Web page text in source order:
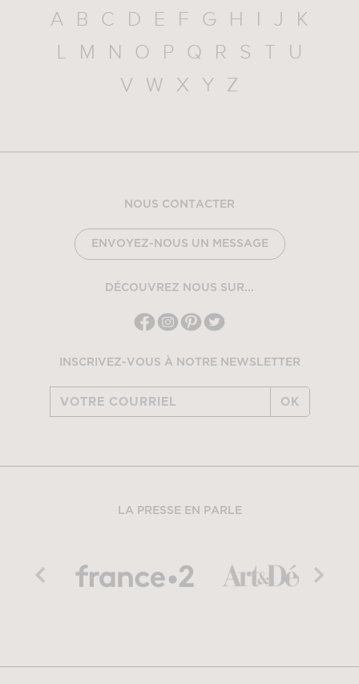
A B C D E F G H I J
K
L
M N O P Q R S T
U
V
W X Y Z
NOUS CONTACTER
ENVOYEZ-NOUS UN MESSAGE
DÉCOUVREZ NOUS SUR...
INSCRIVEZ-VOUS À NOTRE NEWSLETTER
OK
LA PRESSE EN PARLE